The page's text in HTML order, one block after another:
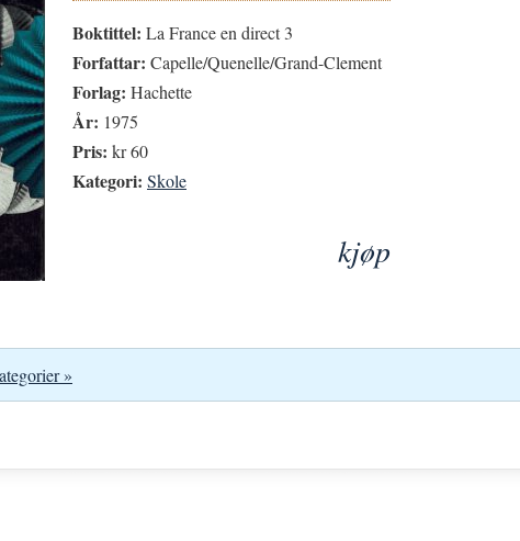
Boktittel: La France en direct 3
Forfattar: Capelle/Quenelle/Grand-Clement
Forlag: Hachette
År: 1975
Pris: kr 60
Kategori: Skole
kjøp
»